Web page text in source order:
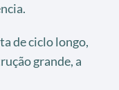
de ciclo longo,
grande, a